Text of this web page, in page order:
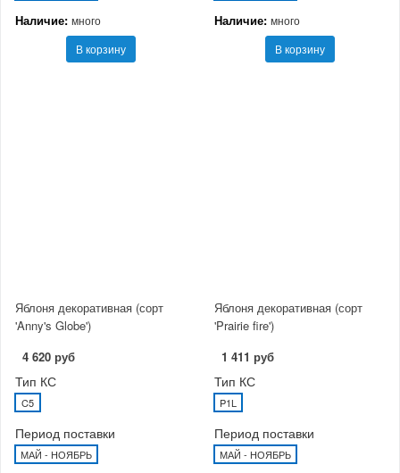
Наличие: много
В корзину
Наличие: много
В корзину
Яблоня декоративная (сорт
'Anny's Globe')
4 620 руб
Тип КС
C5
Период поставки
МАЙ - НОЯБРЬ
Яблоня декоративная (сорт
'Prairie fire')
1 411 руб
Тип КС
P1L
Период поставки
МАЙ - НОЯБРЬ